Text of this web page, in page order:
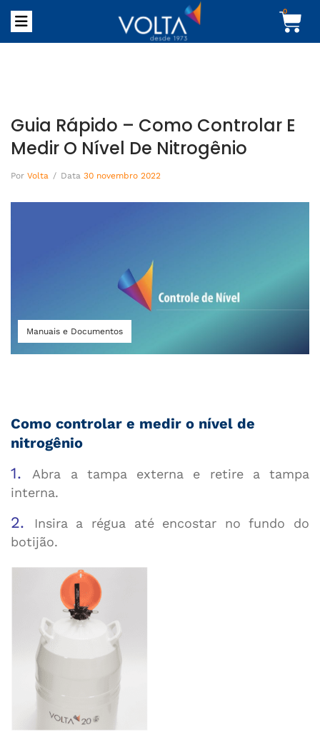
0
Guia Rápido – Como Controlar E
Medir O Nível De Nitrogênio
Por Volta / Data 30 novembro 2022
Manuais e Documentos
Como controlar e medir o nível de
nitrogênio
1.Abra a tampa externa e retire a tampa
interna.
2.
Insira a régua até encostar no fundo do
botijão.